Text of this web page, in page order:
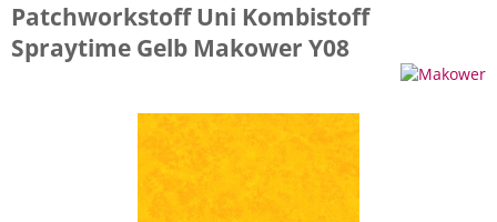
Patchworkstoff Uni Kombistoff
Spraytime Gelb Makower Y08